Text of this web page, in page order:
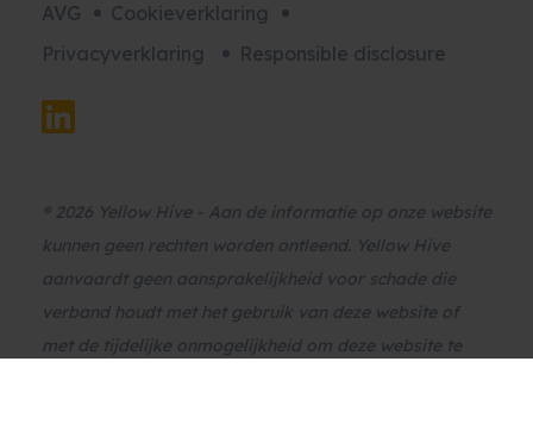
AVG
Cookieverklaring
Privacyverklaring
Responsible disclosure
® 2026 Yellow Hive - Aan de informatie op onze website
kunnen geen rechten worden ontleend. Yellow Hive
aanvaardt geen aansprakelijkheid voor schade die
verband houdt met het gebruik van deze website of
met de tijdelijke onmogelijkheid om deze website te